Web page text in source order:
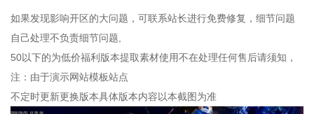
如果发现影响开区的大问题，可联系站长进行免费修复，细节问题
自己处理不负责细节问题,
50以下的为低价福利版本提取素材使用不在处理任何售后请须知，
注：由于演示网站模板站点
不定时更新更换版本具体版本内容以本截图为准